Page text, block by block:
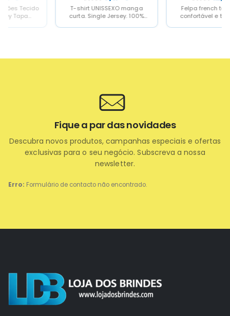
T-shirt UNISSEXO manga
curta. Single Jersey. 100%
Poliéster. Tato Algodão.
Felpa french terry, suave,
confortável e transpirável
Gola, punhos e bainha
Erro: Formulário de contacto não encontrado.
Fique a par das novidades
Descubra novos produtos, campanhas especiais e ofertas
exclusivas para o seu negócio. Subscreva a nossa
newsletter.